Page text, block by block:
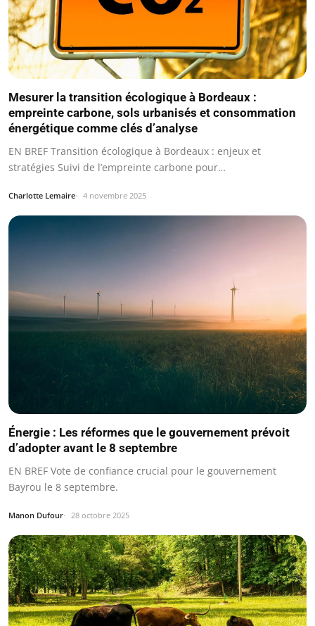
Mesurer la transition écologique à Bordeaux :
empreinte carbone, sols urbanisés et consommation
énergétique comme clés d’analyse
EN BREF Transition écologique à Bordeaux : enjeux et
stratégies Suivi de l’empreinte carbone pour…
Charlotte Lemaire 4 novembre 2025
Énergie : Les réformes que le gouvernement prévoit
d’adopter avant le 8 septembre
EN BREF Vote de confiance crucial pour le gouvernement
Bayrou le 8 septembre.
Manon Dufour 28 octobre 2025